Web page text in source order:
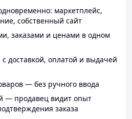
маркетплейс,
собственный сайт
заказами и ценами в одном
доставкой, оплатой и выдачей
— без ручного ввода
— продавец видит опыт
заказа